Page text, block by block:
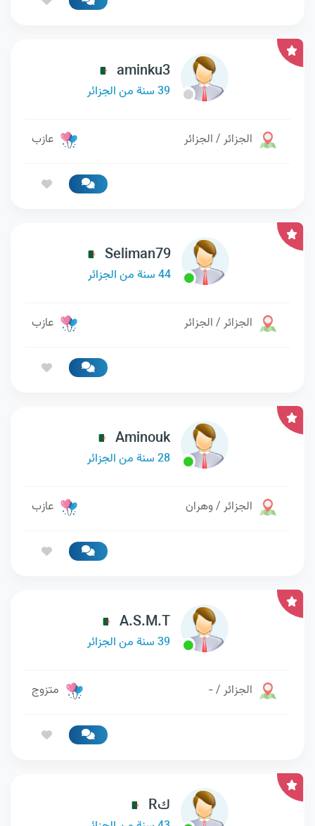
aminku3
39 سنة من الجزائر
الجزائر / الجزائر عازب
Seliman79
44 سنة من الجزائر
الجزائر / الجزائر عازب
Aminouk
28 سنة من الجزائر
الجزائر / وهران عازب
A.S.M.T
39 سنة من الجزائر
الجزائر / - متزوج
كR